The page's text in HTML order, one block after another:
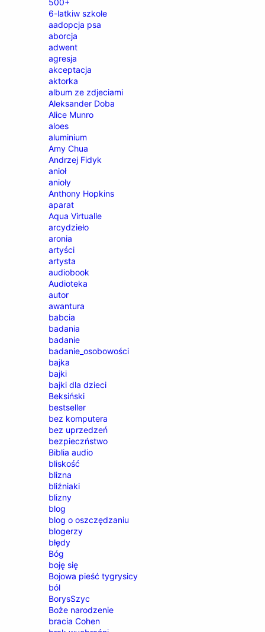
6-latkiw szkole
aadopcja psa
aborcja
adwent
agresja
akceptacja
aktorka
album ze zdjeciami
Aleksander Doba
Alice Munro
aloes
aluminium
Amy Chua
Andrzej Fidyk
anioł
anioły
Anthony Hopkins
aparat
Aqua Virtualle
arcydzieło
aronia
artyści
artysta
audiobook
Audioteka
autor
awantura
babcia
badania
badanie
badanie_osobowości
bajka
bajki
bajki dla dzieci
Beksiński
bestseller
bez komputera
bez uprzedzeń
bezpieczństwo
Biblia audio
bliskość
blizna
bliźniaki
blizny
blog
blog o oszczędzaniu
blogerzy
błędy
Bóg
boję się
Bojowa pieść tygrysicy
ból
BorysSzyc
Boże narodzenie
bracia Cohen